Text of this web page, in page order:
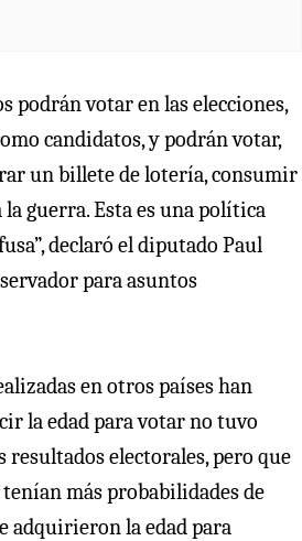
podrán votar en las elecciones,
candidatos, y podrán votar,
un billete de lotería, consumir
guerra. Esta es una política
declaró el diputado Paul
para asuntos
en otros países han
la edad para votar no tuvo
electorales, pero que
tenían más probabilidades de
adquirieron la edad para